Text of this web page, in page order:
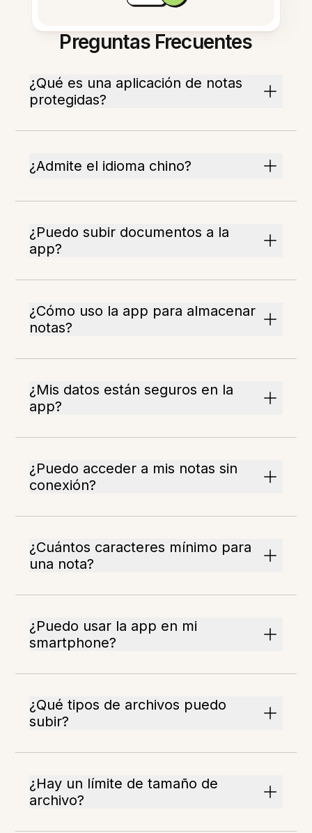
Preguntas Frecuentes
¿Qué es una aplicación de notas
protegidas?
¿Admite el idioma chino?
¿Puedo subir documentos a la
app?
¿Cómo uso la app para almacenar
notas?
¿Mis datos están seguros en la
app?
¿Puedo acceder a mis notas sin
conexión?
¿Cuántos caracteres mínimo para
una nota?
¿Puedo usar la app en mi
smartphone?
¿Qué tipos de archivos puedo
subir?
¿Hay un límite de tamaño de
archivo?